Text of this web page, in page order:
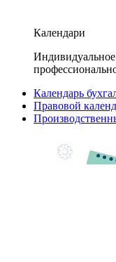
Календари
Календарь
Правовой